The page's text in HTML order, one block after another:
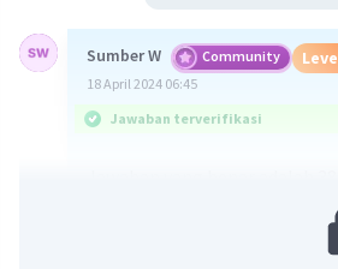
Sumber W Community
18 April 2024 06:45
Jawaban terverifikasi